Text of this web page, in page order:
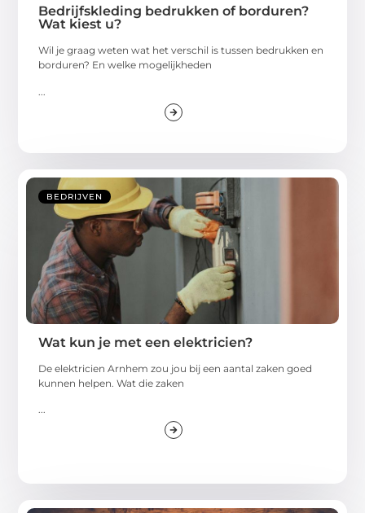
Bedrijfskleding bedrukken of borduren?
Wat kiest u?
Wil je graag weten wat het verschil is tussen bedrukken en
borduren? En welke mogelijkheden
BEDRIJVEN
Wat kun je met een elektricien?
De elektricien Arnhem zou jou bij een aantal zaken goed
kunnen helpen. Wat die zaken
...